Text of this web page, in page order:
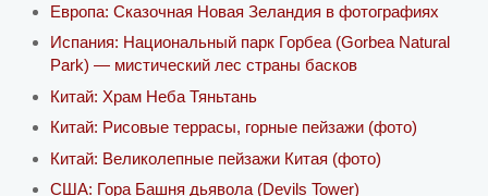
Европа: Сказочная Новая Зеландия в фотографиях
Испания: Национальный парк Горбеа (Gorbea Natural
Park) — мистический лес страны басков
Китай: Храм Неба Тяньтань
Китай: Рисовые террасы, горные пейзажи (фото)
Китай: Великолепные пейзажи Китая (фото)
США: Гора Башня дьявола (Devils Tower)